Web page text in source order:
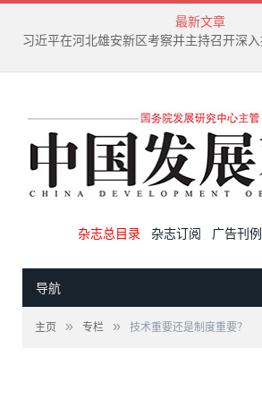
最新文章
杂志总目录 杂志订阅 广告刊例
导航
主页 » 专栏 » 技术重要还是制度重要？